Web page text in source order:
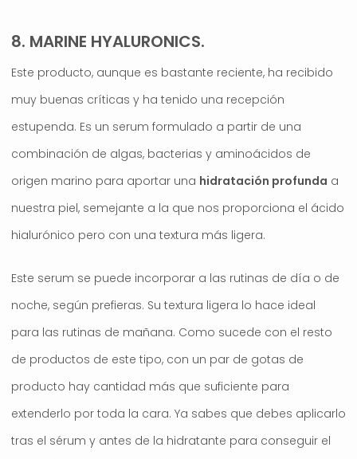
8. MARINE HYALURONICS.
Este producto, aunque es bastante reciente, ha recibido
muy buenas críticas y ha tenido una recepción
estupenda. Es un serum formulado a partir de una
combinación de algas, bacterias y aminoácidos de
origen marino para aportar una hidratación profunda a
nuestra piel, semejante a la que nos proporciona el ácido
hialurónico pero con una textura más ligera.
Este serum se puede incorporar a las rutinas de día o de
noche, según prefieras. Su textura ligera lo hace ideal
para las rutinas de mañana. Como sucede con el resto
de productos de este tipo, con un par de gotas de
producto hay cantidad más que suficiente para
extenderlo por toda la cara. Ya sabes que debes aplicarlo
tras el sérum y antes de la hidratante para conseguir el